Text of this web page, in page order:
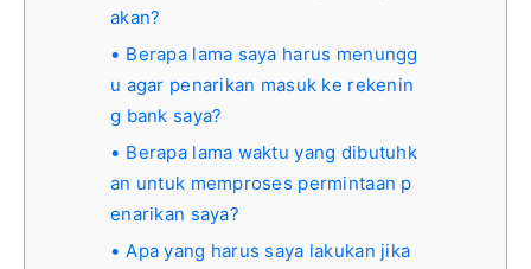
akan?
Berapa lama saya harus menungg
u agar penarikan masuk ke rekenin
g bank saya?
Berapa lama waktu yang dibutuhk
an untuk memproses permintaan p
enarikan saya?
Apa yang harus saya lakukan jika